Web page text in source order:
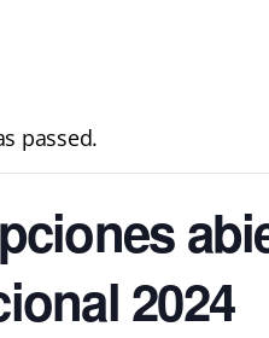
passed.
2024